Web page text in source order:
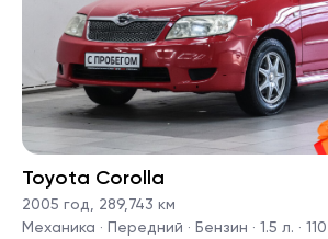
Toyota Corolla
2005 год, 289,743 км
Механика · Передний · Бензин · 1.5 л. · 110